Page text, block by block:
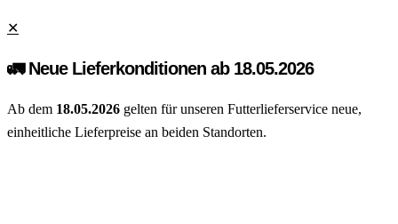
✕
🚛 Neue Lieferkonditionen ab 18.05.2026
Ab dem 18.05.2026 gelten für unseren Futterlieferservice neue,
einheitliche Lieferpreise an beiden Standorten.